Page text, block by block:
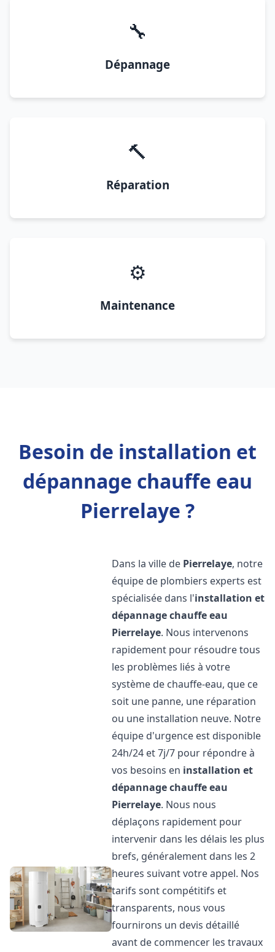
🔧
Dépannage
🔨
Réparation
⚙️
Maintenance
Besoin de installation et
dépannage chauffe eau
Pierrelaye ?
Dans la ville de Pierrelaye, notre
équipe de plombiers experts est
spécialisée dans l'installation et
dépannage chauffe eau
Pierrelaye. Nous intervenons
rapidement pour résoudre tous
les problèmes liés à votre
système de chauffe-eau, que ce
soit une panne, une réparation
ou une installation neuve. Notre
équipe d'urgence est disponible
24h/24 et 7j/7 pour répondre à
vos besoins en installation et
dépannage chauffe eau
Pierrelaye. Nous nous
déplaçons rapidement pour
intervenir dans les délais les plus
brefs, généralement dans les 2
heures suivant votre appel. Nos
tarifs sont compétitifs et
transparents, nous vous
fournirons un devis détaillé
avant de commencer les travaux